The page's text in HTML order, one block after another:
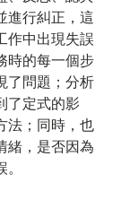
進行糾正，這
作中出現失誤
時的每一個步
了問題；分析
了定式的影
法；同時，也
緒，是否因為